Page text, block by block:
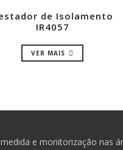
de Isolamento
IR4057
VER MAIS
e monitorização nas